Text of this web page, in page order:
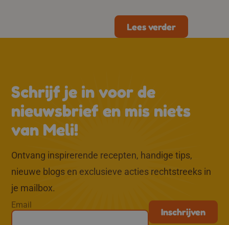
Lees verder
Schrijf je in voor de
nieuwsbrief en mis niets
van Meli!
Ontvang inspirerende recepten, handige tips,
nieuwe blogs en exclusieve acties rechtstreeks in
je mailbox.
Email